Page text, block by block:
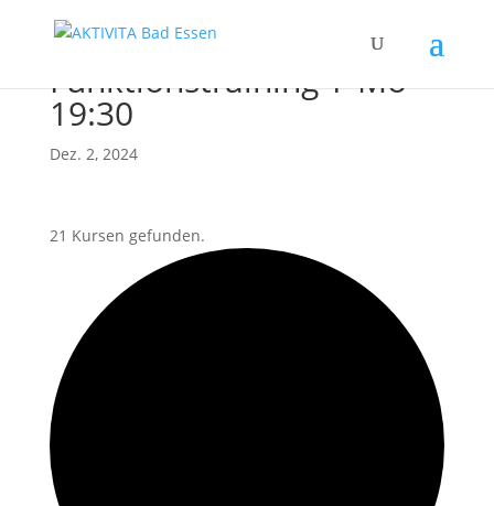
Funktionstraining T-Mo
19:30
Dez. 2, 2024
21 Kursen gefunden.